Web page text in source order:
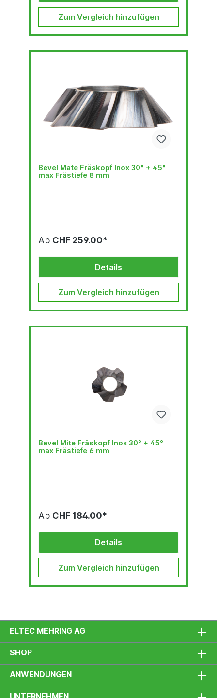
Zum Vergleich hinzufügen
Bevel Mate Fräskopf Inox 30° + 45°
max Frästiefe 8 mm
Ab CHF 259.00*
Details
Zum Vergleich hinzufügen
Bevel Mite Fräskopf Inox 30° + 45°
max Frästiefe 6 mm
Ab CHF 184.00*
Details
Zum Vergleich hinzufügen
ELTEC MEHRING AG
SHOP
ANWENDUNGEN
UNTERNEHMEN